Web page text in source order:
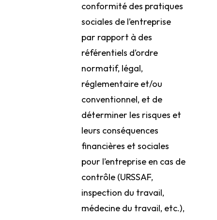
conformité des pratiques
sociales de l’entreprise
par rapport à des
référentiels d’ordre
normatif, légal,
réglementaire et/ou
conventionnel, et de
déterminer les risques et
leurs conséquences
financières et sociales
pour l’entreprise en cas de
contrôle (URSSAF,
inspection du travail,
médecine du travail, etc.),